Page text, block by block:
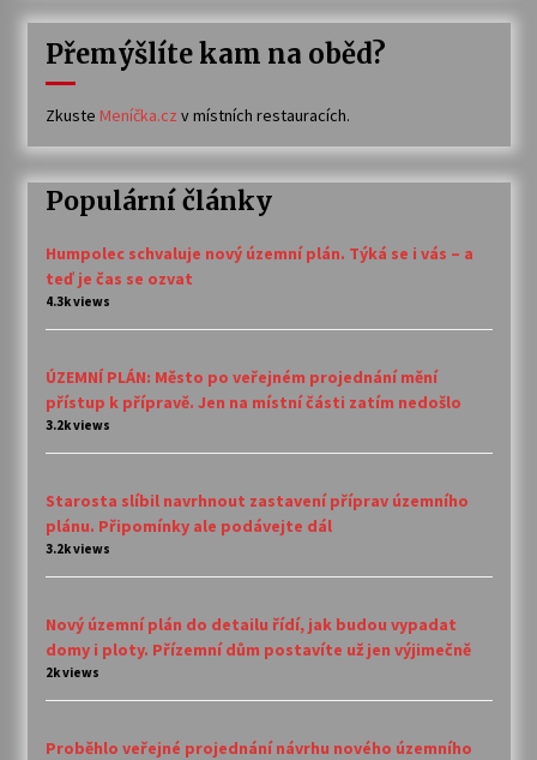
Přemýšlíte kam na oběd?
Zkuste Meníčka.cz v místních restauracích.
Populární články
Humpolec schvaluje nový územní plán. Týká se i vás – a
teď je čas se ozvat
4.3k views
ÚZEMNÍ PLÁN: Město po veřejném projednání mění
přístup k přípravě. Jen na místní části zatím nedošlo
3.2k views
Starosta slíbil navrhnout zastavení příprav územního
plánu. Připomínky ale podávejte dál
3.2k views
Nový územní plán do detailu řídí, jak budou vypadat
domy i ploty. Přízemní dům postavíte už jen výjimečně
2k views
Proběhlo veřejné projednání návrhu nového územního